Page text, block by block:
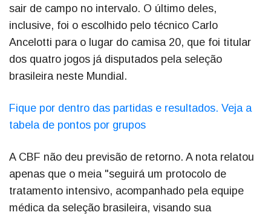
sair de campo no intervalo. O último deles,
inclusive, foi o escolhido pelo técnico Carlo
Ancelotti para o lugar do camisa 20, que foi titular
dos quatro jogos já disputados pela seleção
brasileira neste Mundial.
Fique por dentro das partidas e resultados. Veja a
tabela de pontos por grupos
A CBF não deu previsão de retorno. A nota relatou
apenas que o meia "seguirá um protocolo de
tratamento intensivo, acompanhado pela equipe
médica da seleção brasileira, visando sua